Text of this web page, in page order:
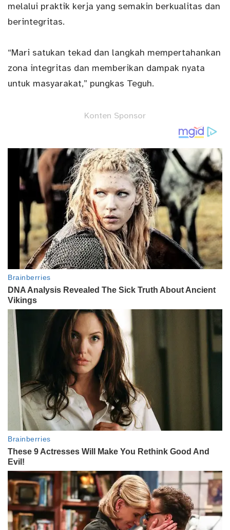
melalui praktik kerja yang semakin berkualitas dan
berintegritas.
“Mari satukan tekad dan langkah mempertahankan
zona integritas dan memberikan dampak nyata
untuk masyarakat,” pungkas Teguh.
Konten Sponsor